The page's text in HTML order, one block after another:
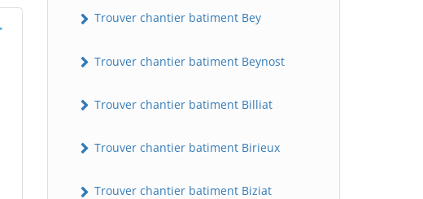
Trouver chantier batiment Bey
Trouver chantier batiment Beynost
Trouver chantier batiment Billiat
Trouver chantier batiment Birieux
Trouver chantier batiment Biziat